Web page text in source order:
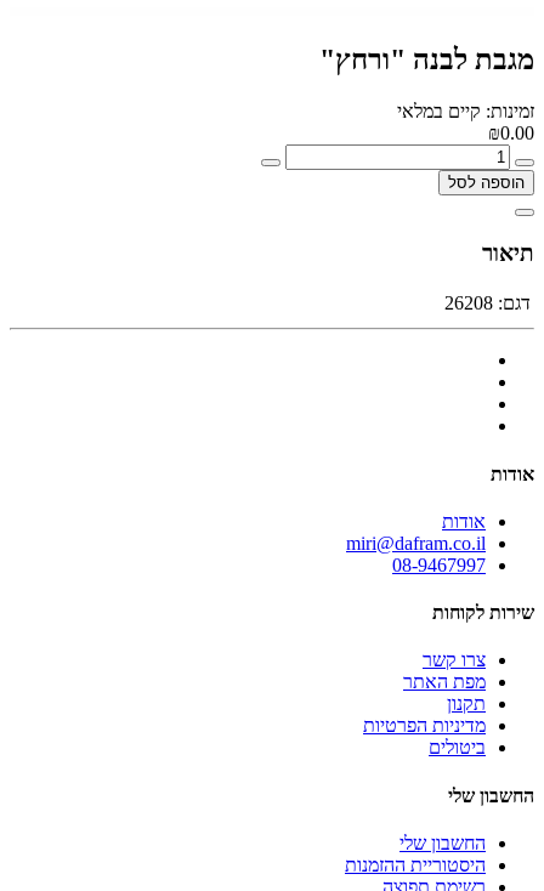
מגבת לבנה "ורחץ"
זמינות: קיים במלאי
₪0.00
הוספה לסל
תיאור
דגם: 26208
אודות
אודות
miri@dafram.co.il
08-9467997
שירות לקוחות
צרו קשר
מפת האתר
תקנון
מדיניות הפרטיות
ביטולים
החשבון שלי
החשבון שלי
היסטוריית ההזמנות
רשימת תפוצה